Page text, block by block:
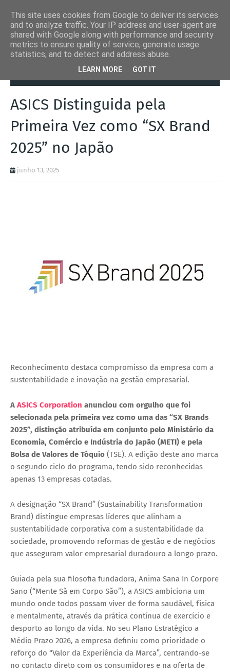
ASICS Distinguida pela Primeira Vez como “SX
ASICS Distinguida pela
Primeira Vez como “SX Brand
2025” no Japão
junho 13, 2025
Reconhecimento destaca compromisso da empresa com a
sustentabilidade e inovação na gestão empresarial.
A ASICS Corporation anunciou com orgulho que foi
selecionada pela primeira vez como uma das “SX Brands
2025”, distinção atribuída em conjunto pelo Ministério da
Economia, Comércio e Indústria do Japão (METI) e pela
Bolsa de Valores de Tóquio (TSE). A edição deste ano marca
o segundo ciclo do programa, tendo sido reconhecidas
apenas 13 empresas cotadas.
A designação “SX Brand” (Sustainability Transformation
Brand) distingue empresas líderes que alinham a
sustentabilidade corporativa com a sustentabilidade da
sociedade, promovendo reformas de gestão e de negócios
que asseguram valor empresarial duradouro a longo prazo.
Guiada pela sua filosofia fundadora, Anima Sana In Corpore
Sano (“Mente Sã em Corpo São”), a ASICS ambiciona um
mundo onde todos possam viver de forma saudável, física
e mentalmente, através da prática contínua de exercício e
desporto ao longo da vida. No seu Plano Estratégico a
Médio Prazo 2026, a empresa definiu como prioridade o
reforço do “Valor da Experiência da Marca”, centrando-se
no contacto direto com os consumidores e na oferta de
This site uses cookies from Google to deliver its services
and to analyze traffic. Your IP address and user-agent are
shared with Google along with performance and security
metrics to ensure quality of service, generate usage
statistics, and to detect and address abuse.
LEARN MORE GOT IT